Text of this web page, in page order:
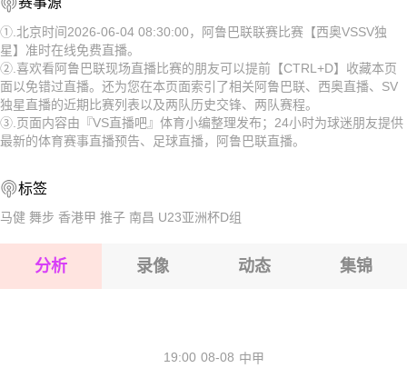
2026-08-16 【阿鲁巴联】 西奥VSSV独星
2026-08-16 【阿鲁巴联】 西奥VSSV独星
2026-08-16 【阿鲁巴联】 西奥VSSV独星
2026-08-16 【阿鲁巴联】 西奥VSSV独星
2026-08-16 【阿鲁巴联】 西奥VSSV独星
2026-08-16 【阿鲁巴联】 西奥VSSV独星
2026-08-16 【阿鲁巴联】 西奥VSSV独星
①.北京时间2026-06-04 08:30:00，阿鲁巴联联赛比赛【西奥VSSV独
星】准时在线免费直播。
②.喜欢看阿鲁巴联现场直播比赛的朋友可以提前【CTRL+D】收藏本页
面以免错过直播。还为您在本页面索引了相关阿鲁巴联、西奥直播、SV
独星直播的近期比赛列表以及两队历史交锋、两队赛程。
③.页面内容由『VS直播吧』体育小编整理发布；24小时为球迷朋友提供
最新的体育赛事直播预告、足球直播，阿鲁巴联直播。
标签
马健 舞步 香港甲 推子 南昌 U23亚洲杯D组
分析 录像 动态 集锦
08-08
19:00 中甲